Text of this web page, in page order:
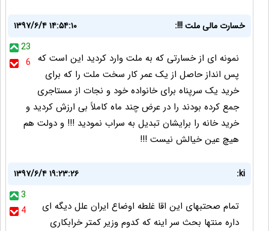
خسارت مالی ملت !!!:
۱۳۹۷/۶/۴ ۱۴:۵۴:۱۰
23
6 نمونه ای از خسارتی که به ملت وارد کردید این است که
پس انداز حاصل از یک عمر کار سخت ملت را که برای
خرید یک سرپناه برای خانواده خود و نجات از مستاجری
جمع کرده بودند را در عرض چند ماه کاملاً بی ارزش کردید و
خرید خانه را برایشان تبدیل به سراب نمودید !!! و دولت هم
هیچ عین خیالش نیست !!!
ki:
۱۳۹۷/۶/۴ ۱۹:۲۳:۲۶
3
4
تمام صحتبهای این اقا غلطه اوضاع ایران علل دیگه ای
داره منتها بحث سر اینه که کدوم وزیر کمتر خرابکاری